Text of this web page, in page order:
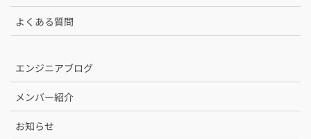
よくある質問
エンジニアブログ
メンバー紹介
お知らせ